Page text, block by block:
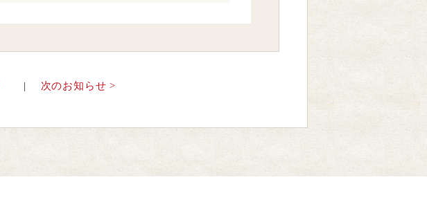
次のお知らせ >